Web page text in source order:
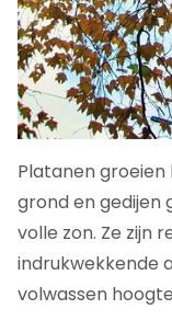
Platanen
grond en gedijen
volle zon. Ze zijn
indrukwekkende
volwassen